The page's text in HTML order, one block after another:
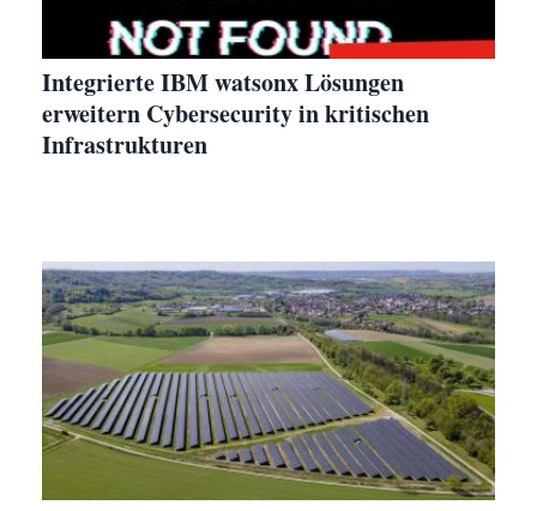
Integrierte IBM watsonx Lösungen
erweitern Cybersecurity in kritischen
Infrastrukturen